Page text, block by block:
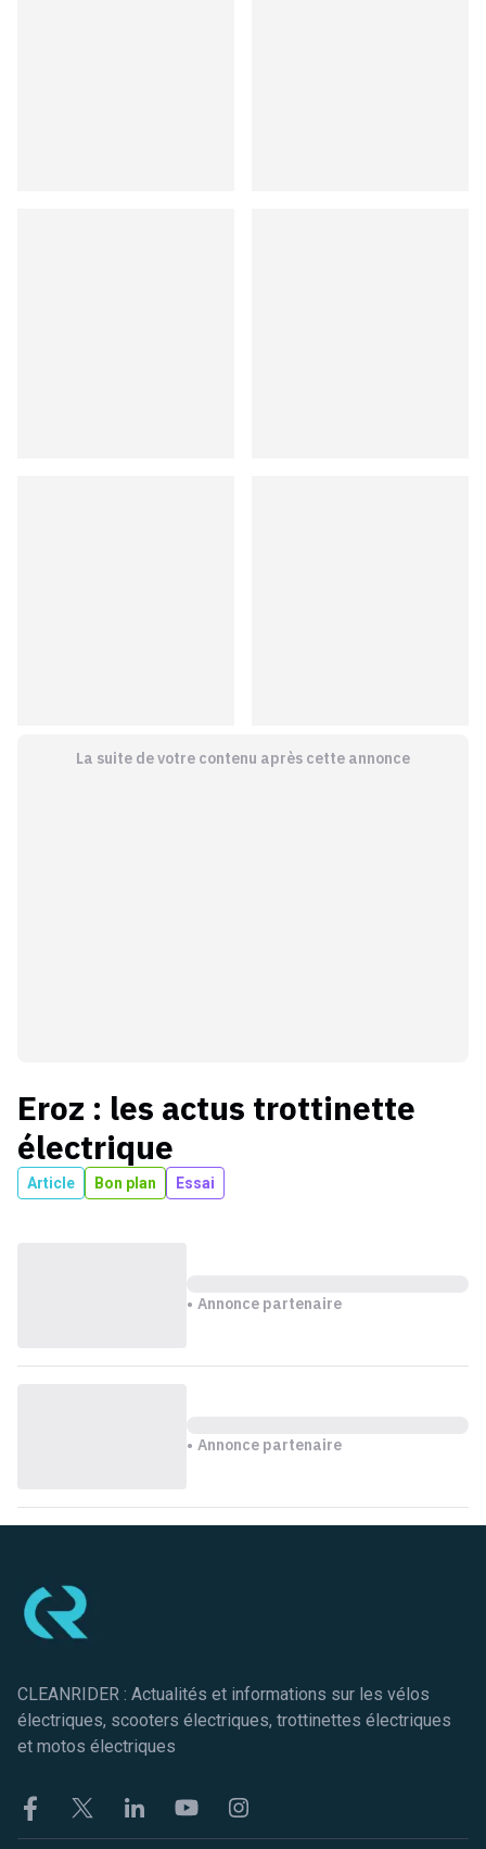
La suite de votre contenu après cette annonce
Eroz : les actus trottinette
électrique
Article Bon plan Essai
Annonce partenaire
Annonce partenaire
CLEANRIDER : Actualités et informations sur les vélos
électriques, scooters électriques, trottinettes électriques
et motos électriques
FacebookTwitter LinkekinYoutubeInstagram